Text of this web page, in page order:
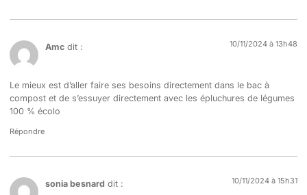
Amc dit : 10/11/2024 à 13h48
Le mieux est d’aller faire ses besoins directement dans le bac à
compost et de s’essuyer directement avec les épluchures de légumes
100 % écolo
Répondre
sonia besnard dit : 10/11/2024 à 15h31